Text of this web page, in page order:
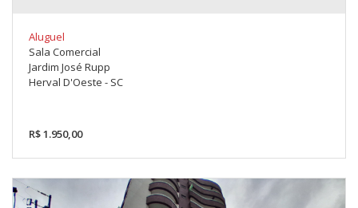
Aluguel
Sala Comercial
Jardim José Rupp
Herval D'Oeste - SC
R$ 1.950,00